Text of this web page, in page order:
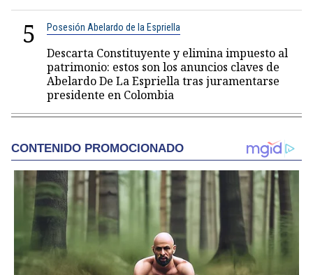
5 Posesión Abelardo de la Espriella
Descarta Constituyente y elimina impuesto al
patrimonio: estos son los anuncios claves de
Abelardo De La Espriella tras juramentarse
presidente en Colombia